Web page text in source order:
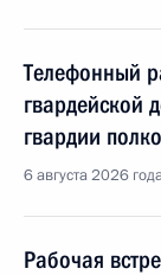
Телефонный
гвардейской
гвардии
6 августа 2026
Рабочая